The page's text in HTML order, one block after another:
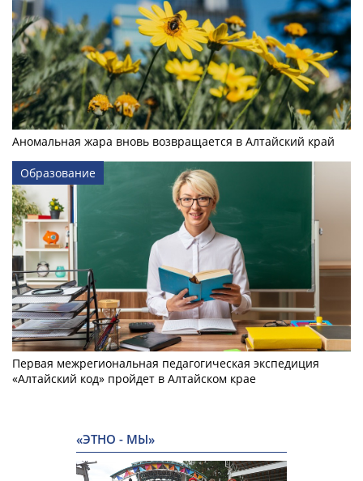
Аномальная жара вновь возвращается в Алтайский край
Образование
Первая межрегиональная педагогическая экспедиция
«Алтайский код» пройдет в Алтайском крае
«ЭТНО - МЫ»